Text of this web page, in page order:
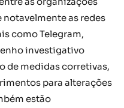
as redes
como Telegram,
investigativo
de medidas corretivas,
para alterações
estão